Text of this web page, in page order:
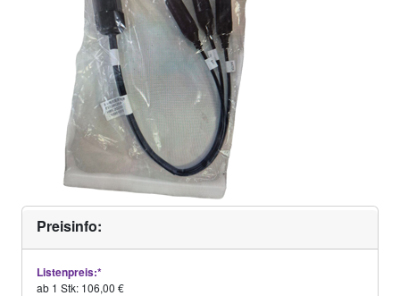
Preisinfo:
Listenpreis:*
ab 1 Stk: 106,00 €